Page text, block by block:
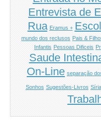
Entrevista de
Rua Eramus +
mundo dos reclusos Pais &
Infantis Pessoas Dificeis
Saude
On-Line separação
Sonhos Sugestões-Livros Síria